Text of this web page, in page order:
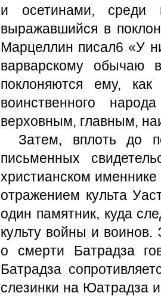
и осетинами, среди
выражавшийся в
Марцеллин писал6 «У
варварскому обычаю
поклоняются ему,
воинственного
верховным, главным,
Затем, вплоть до
письменных
христианском
отражением культа
один памятник, куда
культу войны и воинов.
о смерти Батрадза
Батрадза
слезинки на Юатрадза